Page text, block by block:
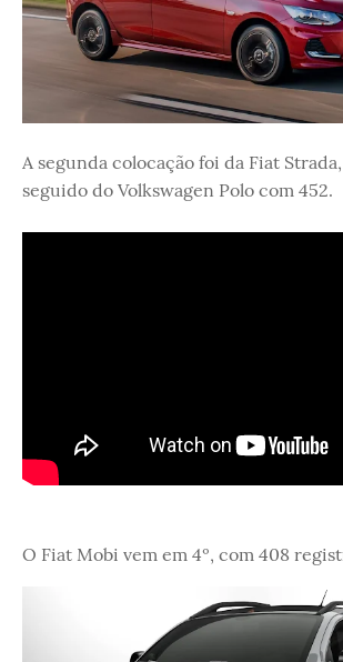
A segunda colocação foi da Fiat
seguido do Volkswagen Polo com 452.
O Fiat Mobi vem em 4º, com 408